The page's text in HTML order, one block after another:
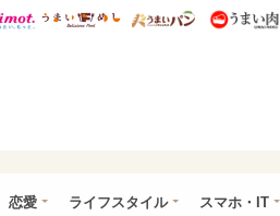
ぴあ総研 ディズニー特集
mimot. うまいめし うまいパン
恋愛 ライフスタイル スマホ・IT